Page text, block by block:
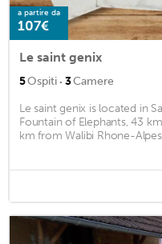
a partire da
107€
Le saint genix
5Ospiti · 3Camere
Le saint genix is located in
Fountain of Elephants, 43
km from Walibi Rhone-